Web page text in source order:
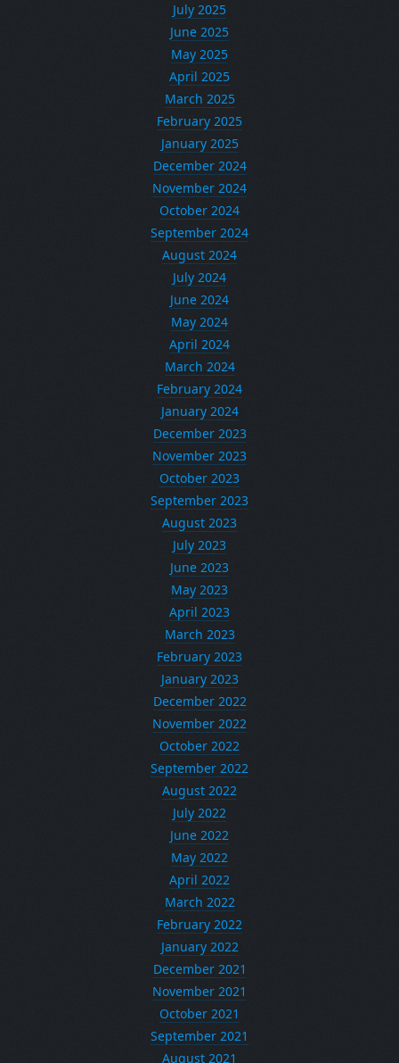
July 2025
June 2025
May 2025
April 2025
March 2025
February 2025
January 2025
December 2024
November 2024
October 2024
September 2024
August 2024
July 2024
June 2024
May 2024
April 2024
March 2024
February 2024
January 2024
December 2023
November 2023
October 2023
September 2023
August 2023
July 2023
June 2023
May 2023
April 2023
March 2023
February 2023
January 2023
December 2022
November 2022
October 2022
September 2022
August 2022
July 2022
June 2022
May 2022
April 2022
March 2022
February 2022
January 2022
December 2021
November 2021
October 2021
September 2021
August 2021